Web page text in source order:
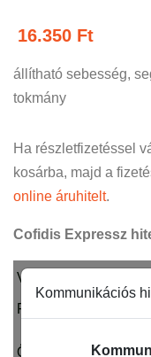
16.350 Ft
állítható sebesség,
tokmány
Ha részletfizetéssel
kosárba, majd a
online áruhitelt.
Cofidis Expressz